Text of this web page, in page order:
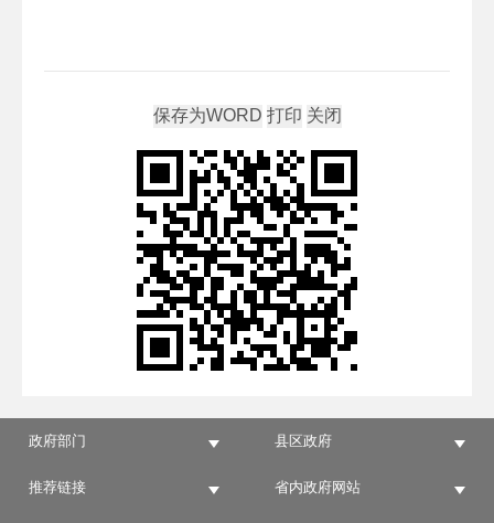
政府部门 县区政府
推荐链接 省内政府网站